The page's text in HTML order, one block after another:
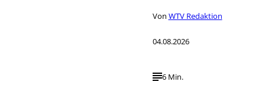
Von WTV Redaktion
04.08.2026
6 Min.